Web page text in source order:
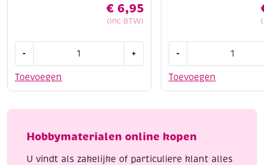
€ 6,95
(Inc BTW)
Toevoegen
-
/
ml,
aantal
+
Toevoegen
-
acrylmarker
aantal
Hobbymaterialen online kopen
U vindt als zakelijke of particuliere klant alles